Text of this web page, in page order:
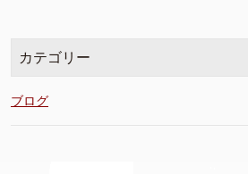
カテゴリー
ブログ